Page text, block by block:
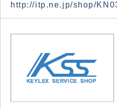
http://itp.ne.jp/shop/